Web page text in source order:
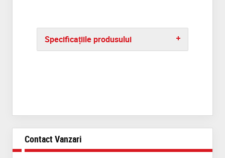
Specificațiile produsului
Contact Vanzari